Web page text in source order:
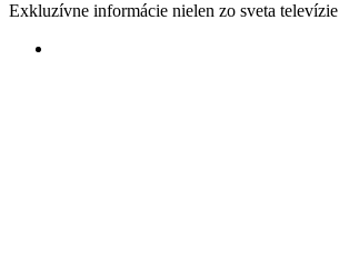
Exkluzívne informácie nielen zo sveta televízie